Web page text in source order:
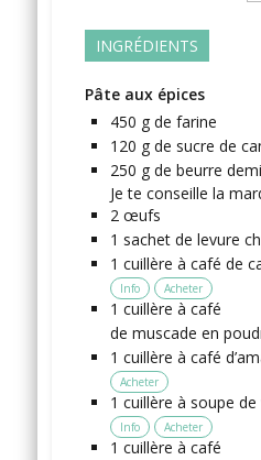
INGRÉDIENTS
Pâte aux épices
450 g de farine
120 g de sucre de
250 g de beurre
Je te conseille la
2 œufs
1 sachet de levure
1 cuillère à café de
Info Acheter
1 cuillère à café
de muscade en
1 cuillère à café
Acheter
1 cuillère à soupe de
Info Acheter
1 cuillère à café